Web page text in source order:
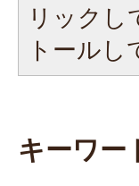
リックし
トールし
キーワー